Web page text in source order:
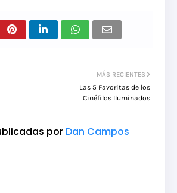
MÁS RECIENTES
Las 5 Favoritas de los
Cinéfilos Iluminados
por Dan Campos